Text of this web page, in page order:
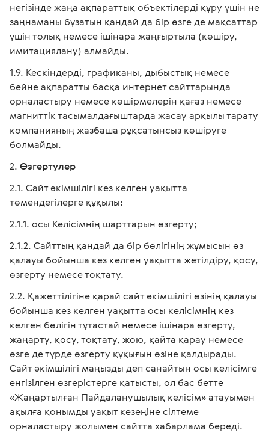
негізінде жаңа ақпараттық объектілерді құру үшін не
заңнаманы бұзатын қандай да бір өзге де мақсаттар
үшін толық немесе ішінара жаңғыртыла (көшіру,
имитациялану) алмайды.
Кескіндерді, графиканы, дыбыстық немесе
бейне ақпаратты басқа интернет сайттарында
орналастыру немесе көшірмелерін қағаз немесе
магниттік тасымалдағыштарда жасау арқылы тарату
компанияның жазбаша рұқсатынсыз көшіруге
болмайды.
Өзгертулер
Сайт әкімшілігі кез келген уақытта
төмендегілерге құқылы:
осы Келісімнің шарттарын өзгерту;
Сайттың қандай да бір бөлігінің жұмысын өз
қалауы бойынша кез келген уақытта жетілдіру, қосу,
өзгерту немесе тоқтату.
Қажеттілігіне қарай сайт әкімшілігі өзінің қалауы
бойынша кез келген уақытта осы келісімнің кез
келген бөлігін тұтастай немесе ішінара өзгерту,
жаңарту, қосу, тоқтату, жою, қайта қарау немесе
өзге де түрде өзгерту құқығын өзіне қалдырады.
Сайт әкімшілігі маңызды деп санайтын осы келісімге
енгізілген өзгерістерге қатысты, ол бас бетте
«Жаңартылған Пайдаланушылық келісім» атауымен
ақылға қонымды уақыт кезеңіне сілтеме
орналастыру жолымен сайтта хабарлама береді.